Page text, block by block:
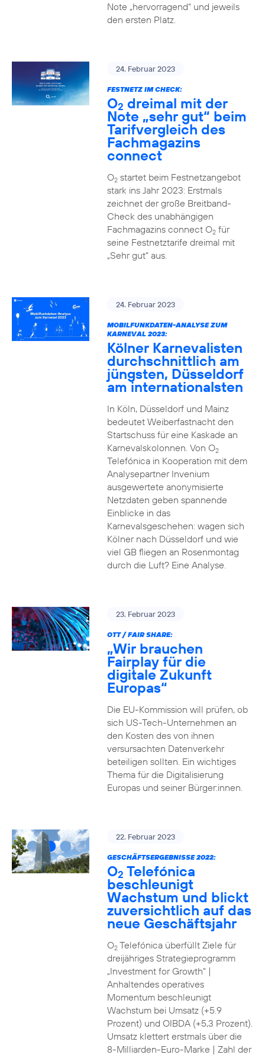
Note „hervorragend“ und jeweils
den ersten Platz.
24. Februar 2023
FESTNETZ IM CHECK:
O2 dreimal mit der
Note „sehr gut“ beim
Tarifvergleich des
Fachmagazins
connect
O2startet beim Festnetzangebot
stark ins Jahr 2023: Erstmals
zeichnet der große Breitband-
Check des unabhängigen
Fachmagazins connect O2für
seine Festnetztarife dreimal mit
„Sehr gut“ aus.
24. Februar 2023
MOBILFUNKDATEN-ANALYSE ZUM
KARNEVAL 2023:
Kölner Karnevalisten
durchschnittlich am
jüngsten, Düsseldorf
am internationalsten
In Köln, Düsseldorf und Mainz
bedeutet Weiberfastnacht den
Startschuss für eine Kaskade an
Karnevalskolonnen. Von O2
Telefónica in Kooperation mit dem
Analysepartner Invenium
ausgewertete anonymisierte
Netzdaten geben spannende
Einblicke in das
Karnevalsgeschehen: wagen sich
Kölner nach Düsseldorf und wie
viel GB fliegen an Rosenmontag
durch die Luft? Eine Analyse.
23. Februar 2023
OTT / FAIR SHARE:
„Wir brauchen
Fairplay für die
digitale Zukunft
Europas“
Die EU-Kommission will prüfen, ob
sich US-Tech-Unternehmen an
den Kosten des von ihnen
versursachten Datenverkehr
beteiligen sollten. Ein wichtiges
Thema für die Digitalisierung
Europas und seiner Bürger:innen.
22. Februar 2023
GESCHÄFTSERGEBNISSE 2022:
O2 Telefónica
beschleunigt
Wachstum und blickt
zuversichtlich auf das
neue Geschäftsjahr
O2Telefónica überfüllt Ziele für
dreijähriges Strategieprogramm
„Investment for Growth“ |
Anhaltendes operatives
Momentum beschleunigt
Wachstum bei Umsatz (+5.9
Prozent) und OIBDA (+5,3 Prozent).
Umsatz klettert erstmals über die
8-Milliarden-Euro-Marke | Zahl der